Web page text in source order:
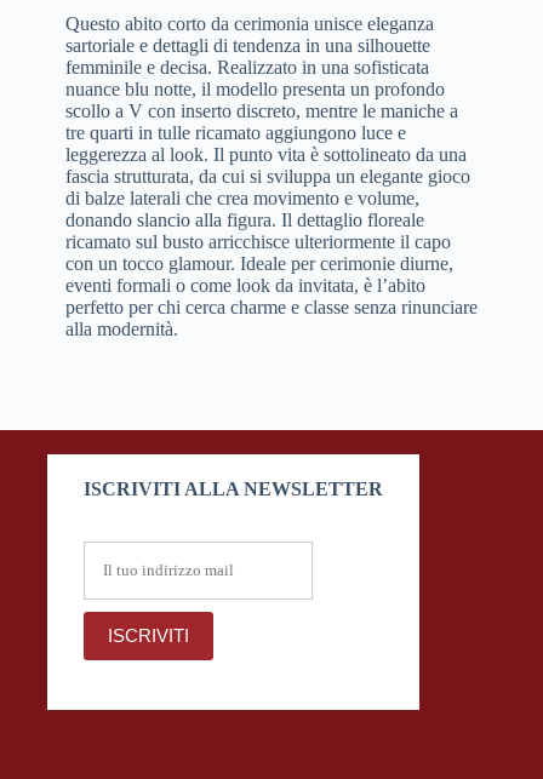
Questo abito corto da cerimonia unisce eleganza
sartoriale e dettagli di tendenza in una silhouette
femminile e decisa. Realizzato in una sofisticata
nuance blu notte, il modello presenta un profondo
scollo a V con inserto discreto, mentre le maniche a
tre quarti in tulle ricamato aggiungono luce e
leggerezza al look. Il punto vita è sottolineato da una
fascia strutturata, da cui si sviluppa un elegante gioco
di balze laterali che crea movimento e volume,
donando slancio alla figura. Il dettaglio floreale
ricamato sul busto arricchisce ulteriormente il capo
con un tocco glamour. Ideale per cerimonie diurne,
eventi formali o come look da invitata, è l’abito
perfetto per chi cerca charme e classe senza rinunciare
alla modernità.
ISCRIVITI ALLA NEWSLETTER